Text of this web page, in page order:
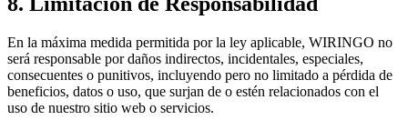
En la máxima medida permitida por la ley aplicable, WIRINGO no
será responsable por daños indirectos, incidentales, especiales,
consecuentes o punitivos, incluyendo pero no limitado a pérdida de
beneficios, datos o uso, que surjan de o estén relacionados con el
uso de nuestro sitio web o servicios.